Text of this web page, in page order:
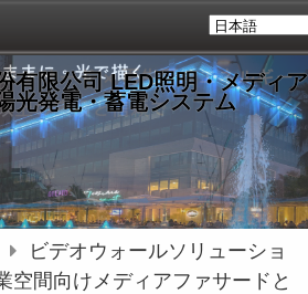
有限公司 LED照明・メディア
光発電・蓄電システム
ビデオウォールソリューショ
空間向けメディアファサードと